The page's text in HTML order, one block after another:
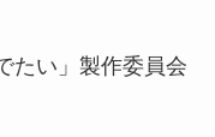
たい」製作委員会